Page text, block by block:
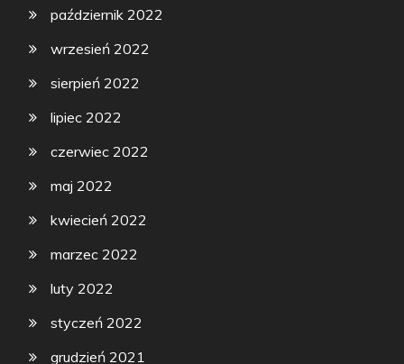
październik 2022
wrzesień 2022
sierpień 2022
lipiec 2022
czerwiec 2022
maj 2022
kwiecień 2022
marzec 2022
luty 2022
styczeń 2022
grudzień 2021